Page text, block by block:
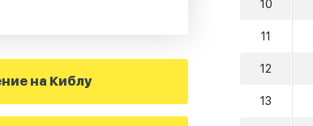
на Киблу
10
11
12
13